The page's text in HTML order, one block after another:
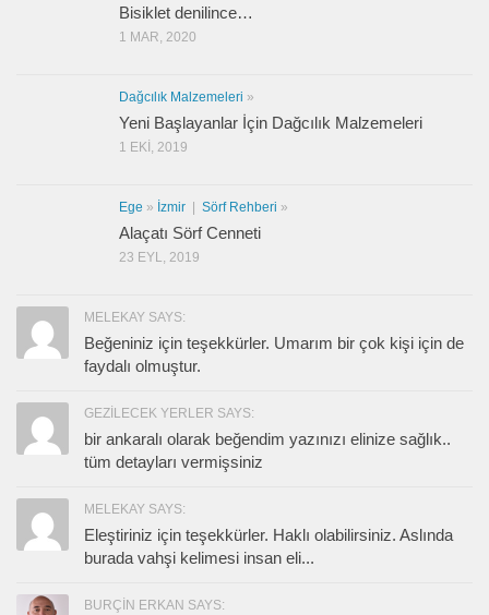
Bisiklet denilince…
1 MAR, 2020
Dağcılık Malzemeleri »
Yeni Başlayanlar İçin Dağcılık Malzemeleri
1 EKI, 2019
Ege » İzmir Sörf Rehberi »
Alaçatı Sörf Cenneti
23 EYL, 2019
MELEKAY SAYS:
Beğeniniz için teşekkürler. Umarım bir çok kişi için de
faydalı olmuştur.
GEZILECEK YERLER SAYS:
bir ankaralı olarak beğendim yazınızı elinize sağlık..
tüm detayları vermişsiniz
MELEKAY SAYS:
Eleştiriniz için teşekkürler. Haklı olabilirsiniz. Aslında
burada vahşi kelimesi insan eli...
BURÇIN ERKAN SAYS: